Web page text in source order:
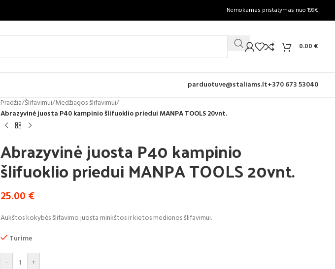
Nemokamas pristatymas nuo 199€
0.00 €
parduotuve@staliams.lt+370 673 53040
Pradžia/Šlifavimui/Medžiagos šlifavimui/
Abrazyvinė juosta P40 kampinio šlifuoklio priedui MANPA TOOLS 20vnt.
Abrazyvinė juosta P40 kampinio
šlifuoklio priedui MANPA TOOLS 20vnt.
25.00 €
Aukštos kokybės šlifavimo juosta minkštos ir kietos medienos šlifavimui.
Turime
- +